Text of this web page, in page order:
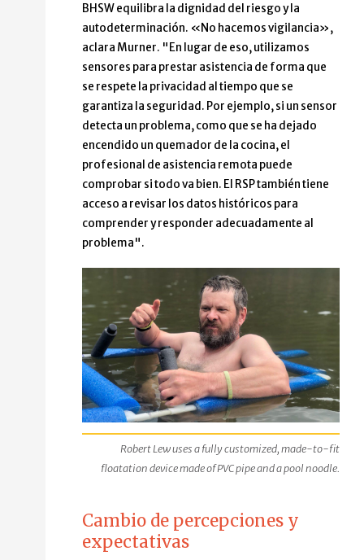
BHSW equilibra la dignidad del riesgo y la
autodeterminación. «No hacemos vigilancia»,
aclara Murner. "En lugar de eso, utilizamos
sensores para prestar asistencia de forma que
se respete la privacidad al tiempo que se
garantiza la seguridad. Por ejemplo, si un sensor
detecta un problema, como que se ha dejado
encendido un quemador de la cocina, el
profesional de asistencia remota puede
comprobar si todo va bien. El RSP también tiene
acceso a revisar los datos históricos para
comprender y responder adecuadamente al
problema".
Robert Lew uses a fully customized, made-to-fit
floatation device made of PVC pipe and a pool noodle.
Cambio de percepciones y
expectativas